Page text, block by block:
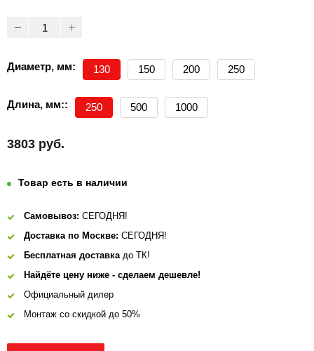
Диаметр, мм: 130 150 200 250
Длина, мм:: 250 500 1000
3803 руб.
Товар есть в наличии
Самовывоз: СЕГОДНЯ!
Доставка по Москве: СЕГОДНЯ!
Бесплатная доставкадо ТК!
Найдёте цену ниже - сделаем дешевле!
Официальный дилер
Монтаж со скидкой до 50%